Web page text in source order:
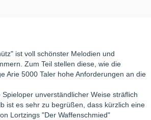
ist voll schönster Melodien und
Zum Teil stellen diese, wie die
Arie 5000 Taler hohe Anforderungen an die
unverständlicher Weise sträflich
ist es sehr zu begrüßen, dass kürzlich eine
Lortzings "Der Waffenschmied"